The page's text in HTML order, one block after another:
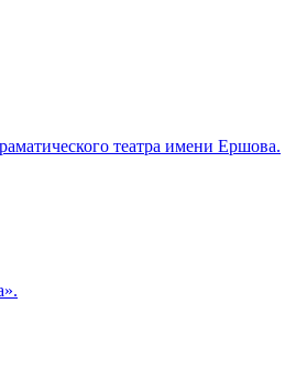
театра имени Ершова.